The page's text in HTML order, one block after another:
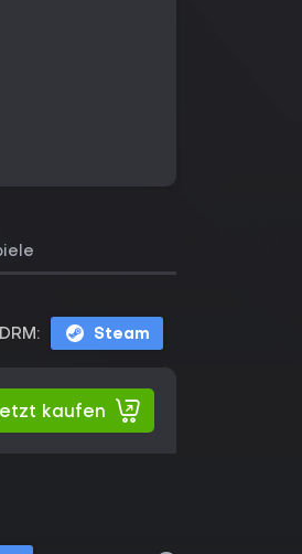
DRM: Steam
kaufen